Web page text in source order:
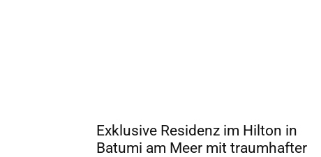
Exklusive Residenz im Hilton in
Batumi am Meer mit traumhafter